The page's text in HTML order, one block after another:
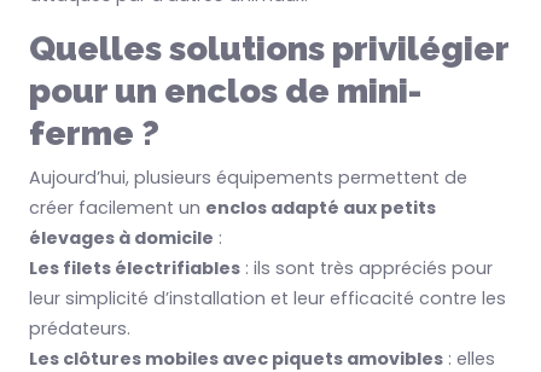
Quelles solutions privilégier
pour un enclos de mini-
ferme ?
Aujourd’hui, plusieurs équipements permettent de
créer facilement un enclos adapté aux petits
élevages à domicile :
Les filets électrifiables : ils sont très appréciés pour
leur simplicité d’installation et leur efficacité contre les
prédateurs.
Les clôtures mobiles avec piquets amovibles : elles